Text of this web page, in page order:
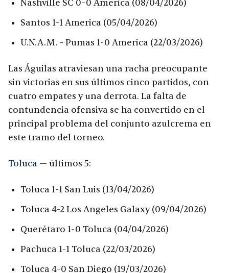
Nashville SC 0-0 America (08/04/2026)
Santos 1-1 America (05/04/2026)
U.N.A.M. - Pumas 1-0 America (22/03/2026)
Las Águilas atraviesan una racha preocupante
sin victorias en sus últimos cinco partidos, con
cuatro empates y una derrota. La falta de
contundencia ofensiva se ha convertido en el
principal problema del conjunto azulcrema en
este tramo del torneo.
Toluca — últimos 5:
Toluca 1-1 San Luis (13/04/2026)
Toluca 4-2 Los Angeles Galaxy (09/04/2026)
Querétaro 1-0 Toluca (04/04/2026)
Pachuca 1-1 Toluca (22/03/2026)
Toluca 4-0 San Diego (19/03/2026)